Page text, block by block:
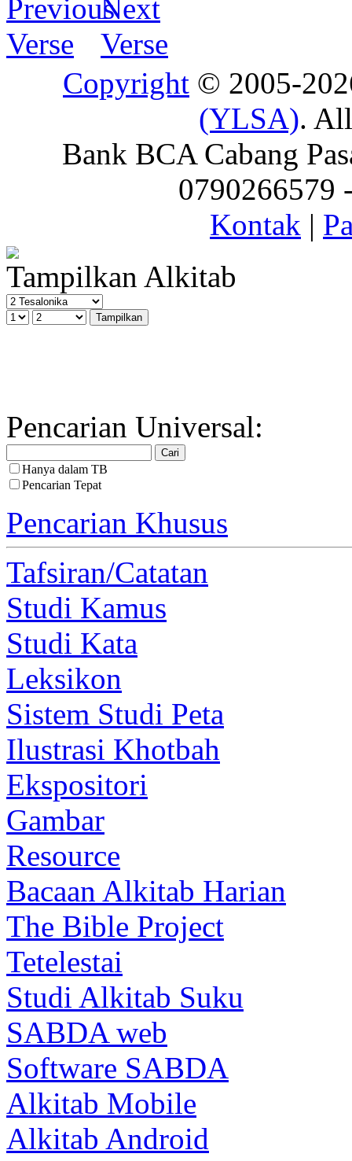
Copyright © 2005-
(YLSA).
Bank BCA Cabang
0790266579
Kontak |
Tampilkan Alkitab
Pencarian Universal:
Hanya dalam TB
Pencarian Tepat
Pencarian Khusus
Tafsiran/Catatan
Studi Kamus
Studi Kata
Leksikon
Sistem Studi Peta
Ilustrasi Khotbah
Ekspositori
Gambar
Resource
Bacaan Alkitab Harian
The Bible Project
Tetelestai
Studi Alkitab Suku
SABDA web
Software SABDA
Alkitab Mobile
Alkitab Android